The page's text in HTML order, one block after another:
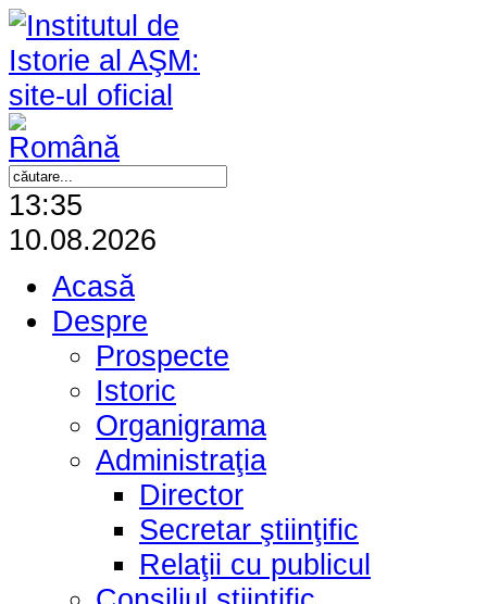
13:35
10.08.2026
Acasă
Despre
Prospecte
Istoric
Organigrama
Administraţia
Director
Secretar ştiinţific
Relaţii cu publicul